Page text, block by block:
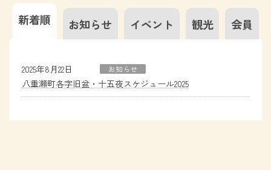
新着順 お知らせ イベント 観光 会員
2025年8月22日 お知らせ
八重瀬町各字旧盆・十五夜スケジュール2025